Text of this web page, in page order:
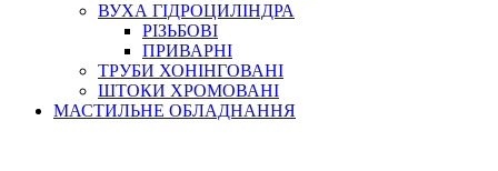
ВУХА ГІДРОЦИЛІНДРА
РІЗЬБОВІ
ПРИВАРНІ
ТРУБИ ХОНІНГОВАНІ
ШТОКИ ХРОМОВАНІ
МАСТИЛЬНЕ ОБЛАДНАННЯ